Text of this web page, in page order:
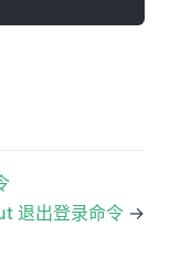
退出登录命令 →